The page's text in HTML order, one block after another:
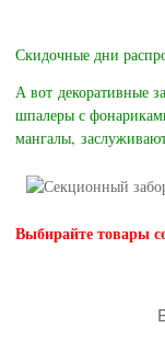
Скидочные дни
А вот декоративные
шпалеры с
мангалы,
Выбирайте товары